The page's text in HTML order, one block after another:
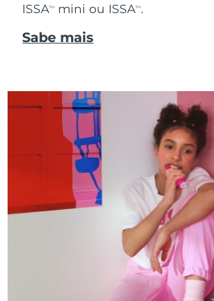
ISSATM mini ou ISSATM.
Sabe mais